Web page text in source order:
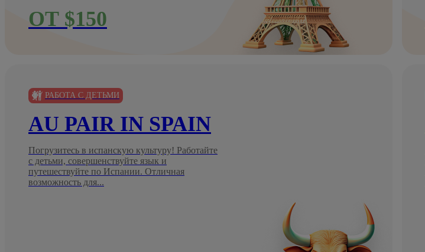
ОТ $150
РАБОТА С ДЕТЬМИ
AU PAIR IN SPAIN
Погрузитесь в испанскую культуру! Работайте
с детьми, совершенствуйте язык и
путешествуйте по Испании. Отличная
возможность для...